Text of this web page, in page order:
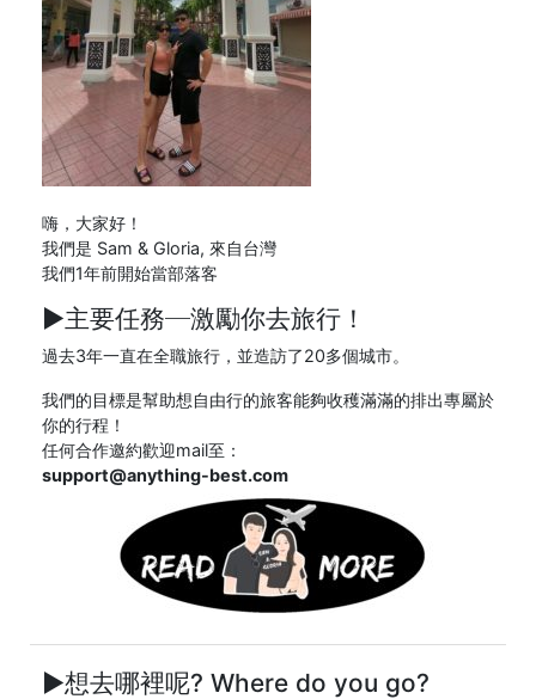
嗨，大家好！
我們是 Sam & Gloria, 來自台灣
我們1年前開始當部落客
►主要任務─激勵你去旅行 ！
過去3年一直在全職旅行，並造訪了20多個城市。
我們的目標是幫助想自由行的旅客能夠收穫滿滿的排出專屬於
你的行程！
任何合作邀約歡迎mail至：
support@anything-best.com
►想去哪裡呢? Where do you go?